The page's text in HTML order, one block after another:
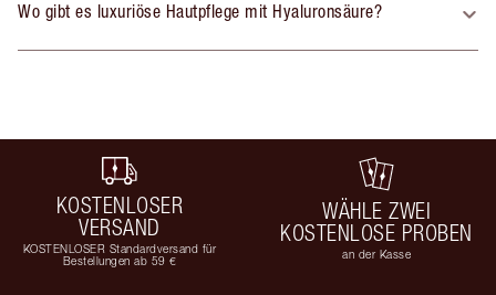
Wo gibt es luxuriöse Hautpflege mit Hyaluronsäure?
KOSTENLOSER
VERSAND
KOSTENLOSER Standardversand für
Bestellungen ab 59 €
WÄHLE ZWEI
KOSTENLOSE PROBEN
an der Kasse